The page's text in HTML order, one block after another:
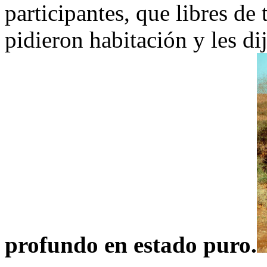
participantes, que libres
pidieron habitación y les
profundo en estado puro.